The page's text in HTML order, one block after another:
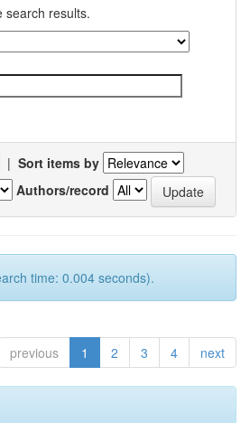
search results.
| Sort items by
Authors/record
time: 0.004 seconds).
previous 1 2 3 4 next